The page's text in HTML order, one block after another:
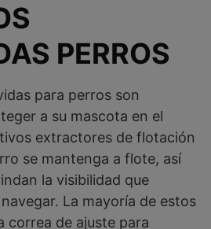
PERROS
para perros son
a su mascota en el
extractores de flotación
se mantenga a flote, así
la visibilidad que
La mayoría de estos
correa de ajuste para